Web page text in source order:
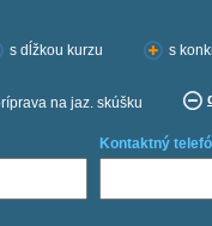
s dĺžkou kurzu s
na jaz. skúšku
Kontaktný